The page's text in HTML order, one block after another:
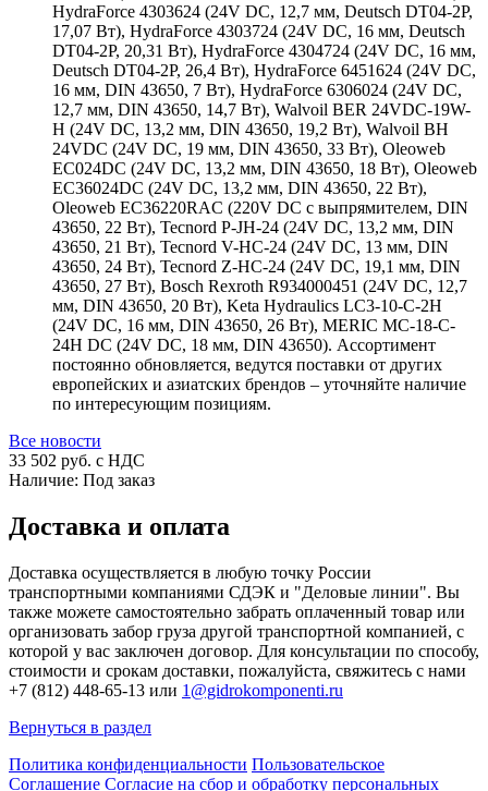
HydraForce 4303624 (24V DC, 12,7 мм, Deutsch DT04-2P,
17,07 Вт), HydraForce 4303724 (24V DC, 16 мм, Deutsch
DT04-2P, 20,31 Вт), HydraForce 4304724 (24V DC, 16 мм,
Deutsch DT04-2P, 26,4 Вт), HydraForce 6451624 (24V DC,
16 мм, DIN 43650, 7 Вт), HydraForce 6306024 (24V DC,
12,7 мм, DIN 43650, 14,7 Вт), Walvoil BER 24VDC-19W-
H (24V DC, 13,2 мм, DIN 43650, 19,2 Вт), Walvoil BH
24VDC (24V DC, 19 мм, DIN 43650, 33 Вт), Oleoweb
EC024DC (24V DC, 13,2 мм, DIN 43650, 18 Вт), Oleoweb
EC36024DC (24V DC, 13,2 мм, DIN 43650, 22 Вт),
Oleoweb EC36220RAC (220V DC с выпрямителем, DIN
43650, 22 Вт), Tecnord P-JH-24 (24V DC, 13,2 мм, DIN
43650, 21 Вт), Tecnord V-HC-24 (24V DC, 13 мм, DIN
43650, 24 Вт), Tecnord Z-HC-24 (24V DC, 19,1 мм, DIN
43650, 27 Вт), Bosch Rexroth R934000451 (24V DC, 12,7
мм, DIN 43650, 20 Вт), Keta Hydraulics LC3-10-C-2H
(24V DC, 16 мм, DIN 43650, 26 Вт), MERIC MC-18-C-
24H DC (24V DC, 18 мм, DIN 43650). Ассортимент
постоянно обновляется, ведутся поставки от других
европейских и азиатских брендов – уточняйте наличие
по интересующим позициям.
Все новости
33 502 руб. с НДС
Наличие: Под заказ
Доставка и оплата
Доставка осуществляется в любую точку России
транспортными компаниями СДЭК и "Деловые линии". Вы
также можете самостоятельно забрать оплаченный товар или
организовать забор груза другой транспортной компанией, с
которой у вас заключен договор. Для консультации по способу,
стоимости и срокам доставки, пожалуйста, свяжитесь с нами
+7 (812) 448-65-13 или 1@gidrokomponenti.ru
Вернуться в раздел
Политика конфиденциальности Пользовательское
Соглашение Согласие на сбор и обработку персональных